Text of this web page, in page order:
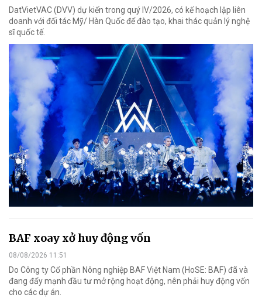
DatVietVAC (DVV) dự kiến trong quý IV/2026, có kế hoạch lập liên
doanh với đối tác Mỹ/ Hàn Quốc để đào tạo, khai thác quản lý nghệ
sĩ quốc tế.
BAF xoay xở huy động vốn
08/08/2026 11:51
Do Công ty Cổ phần Nông nghiệp BAF Việt Nam (HoSE: BAF) đã và
đang đẩy mạnh đầu tư mở rộng hoạt động, nên phải huy động vốn
cho các dự án.